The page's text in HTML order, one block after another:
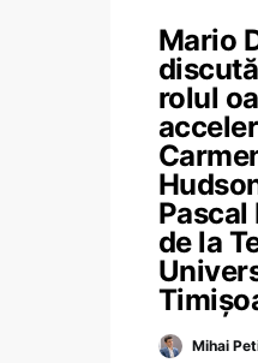
Mario
rolul
de la
Mihai